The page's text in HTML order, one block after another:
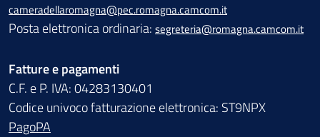
cameradellaromagna@pec.romagna.camcom.it
Posta elettronica ordinaria: segreteria@romagna.camcom.it
Fatture e pagamenti
C.F. e P. IVA: 04283130401
Codice univoco fatturazione elettronica: ST9NPX
PagoPA